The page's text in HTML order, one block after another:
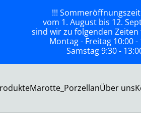
!!!
vom 1. August bis 12.
sind wir zu folgenden Zeiten
Montag - Freitag 10:00 -
Samstag 9:30 -
Marotte_PorzellanÜber uns